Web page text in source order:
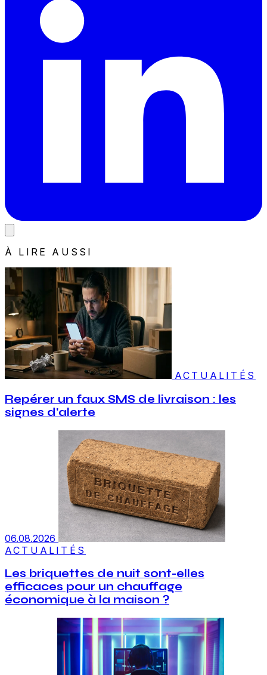
À LIRE AUSSI
ACTUALITÉS
Repérer un faux SMS de livraison : les
signes d'alerte
06.08.2026
ACTUALITÉS
Les briquettes de nuit sont-elles
efficaces pour un chauffage
économique à la maison ?